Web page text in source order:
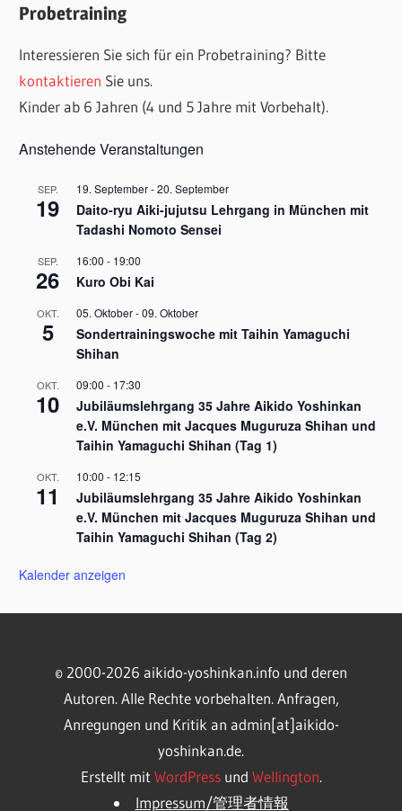
Probetraining
Interessieren Sie sich für ein Probetraining? Bitte
kontaktieren Sie uns.
Kinder ab 6 Jahren (4 und 5 Jahre mit Vorbehalt).
Anstehende Veranstaltungen
SEP.
19
19. September-20. September
Daito-ryu Aiki-jujutsu Lehrgang in München mit
Tadashi Nomoto Sensei
SEP.
26
16:00 - 19:00
Kuro Obi Kai
OKT.
5
05. Oktober-09. Oktober
Sondertrainingswoche mit Taihin Yamaguchi
Shihan
OKT.
10
09:00 - 17:30
Jubiläumslehrgang 35 Jahre Aikido Yoshinkan
e.V. München mit Jacques Muguruza Shihan und
Taihin Yamaguchi Shihan (Tag 1)
OKT.
11
10:00 - 12:15
Jubiläumslehrgang 35 Jahre Aikido Yoshinkan
e.V. München mit Jacques Muguruza Shihan und
Taihin Yamaguchi Shihan (Tag 2)
Kalender anzeigen
© 2000-2026 aikido-yoshinkan.info und deren
Autoren. Alle Rechte vorbehalten. Anfragen,
Anregungen und Kritik an admin[at]aikido-
yoshinkan.de.
Erstellt mit WordPressund Wellington.
Impressum/管理者情報